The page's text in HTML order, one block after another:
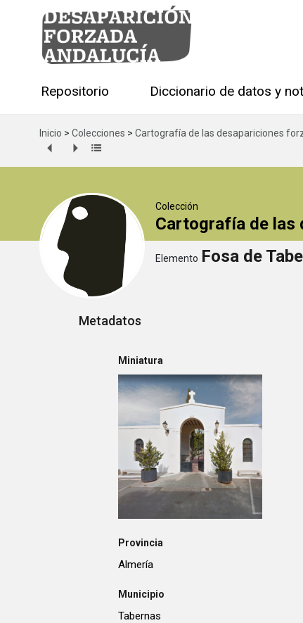
Repositorio
Inicio > Colecciones > Cartografía de las desapariciones
Colección
Cartografía de las
Elemento Fosa de
Metadatos
Miniatura
Provincia
Almería
Municipio
Tabernas